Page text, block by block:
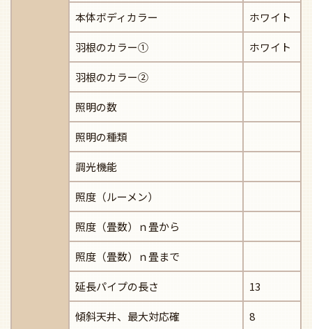
本体ボディカラー ホワイト
羽根のカラー① ホワイト
羽根のカラー②
照明の数
照明の種類
調光機能
照度（ルーメン）
照度（畳数）ｎ畳から
照度（畳数）ｎ畳まで
延長パイプの長さ 13
傾斜天井、最大対応確 8